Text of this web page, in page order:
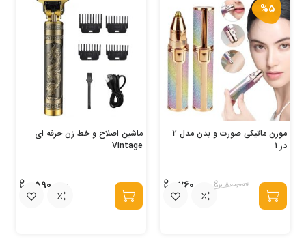
%5
موزن ماتیکی صورت و بدن مدل 2
در 1
800,000
760,000
ماشین اصلاح و خط زن حرفه ای
Vintage
590,000